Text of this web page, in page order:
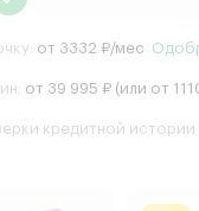
от 3332 ₽/мес
от 39 995 ₽ (или от
кредитной истории